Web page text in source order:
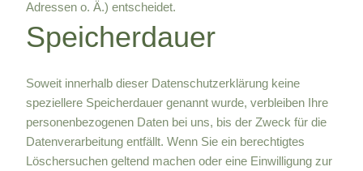
Adressen o. Ä.) entscheidet.
Speicherdauer
Soweit innerhalb dieser Datenschutzerklärung keine
speziellere Speicherdauer genannt wurde, verbleiben Ihre
personenbezogenen Daten bei uns, bis der Zweck für die
Datenverarbeitung entfällt. Wenn Sie ein berechtigtes
Löschersuchen geltend machen oder eine Einwilligung zur